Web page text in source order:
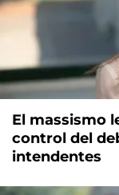
El massismo
control del
intendentes